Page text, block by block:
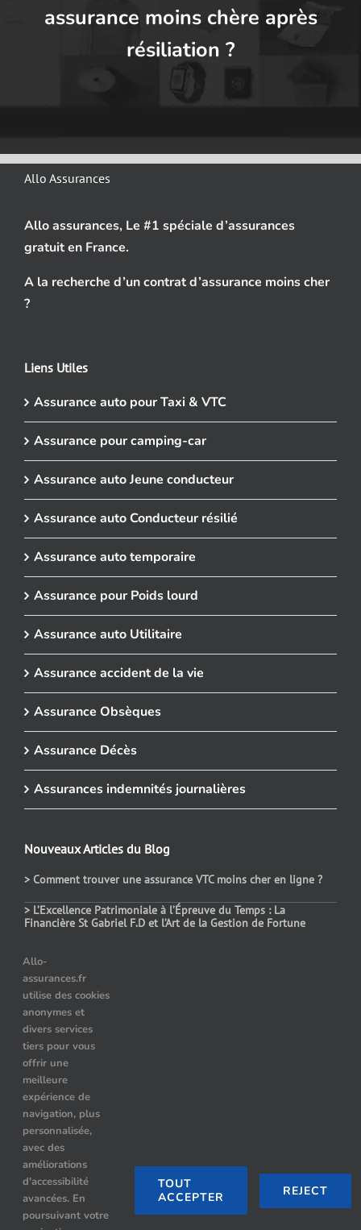
assurance moins chère après
résiliation ?
Allo Assurances
Allo assurances, Le #1 spéciale d’assurances
gratuit en France.
A la recherche d’un contrat d’assurance moins cher
?
Nouveaux Articles du Blog
> Comment trouver une assurance VTC moins cher en ligne ?
> L’Excellence Patrimoniale à l’Épreuve du Temps : La
Financière St Gabriel F.D et l’Art de la Gestion de Fortune
> Le prix des assurances pour les véhicules hybrides : comment
choisir ?
> Quelle assurance auto après résiliation pour alcoolémie ?
Liens Utiles
Assurance auto pour Taxi & VTC
Assurance pour camping-car
Assurance auto Jeune conducteur
Assurance auto Conducteur résilié
Assurance auto temporaire
Assurance pour Poids lourd
Assurance auto Utilitaire
Assurance accident de la vie
Assurance Obsèques
Assurance Décès
Assurances indemnités journalières
Nos Partenaires
Location de limousine à Paris
Hummer limousine paris
Limousine Paris
Allo-
assurances.fr
utilise des cookies
anonymes et
divers services
tiers pour vous
offrir une
meilleure
expérience de
navigation, plus
personnalisée,
avec des
améliorations
d'accessibilité
avancées. En
poursuivant votre
TOUT
ACCEPTER
REJECT